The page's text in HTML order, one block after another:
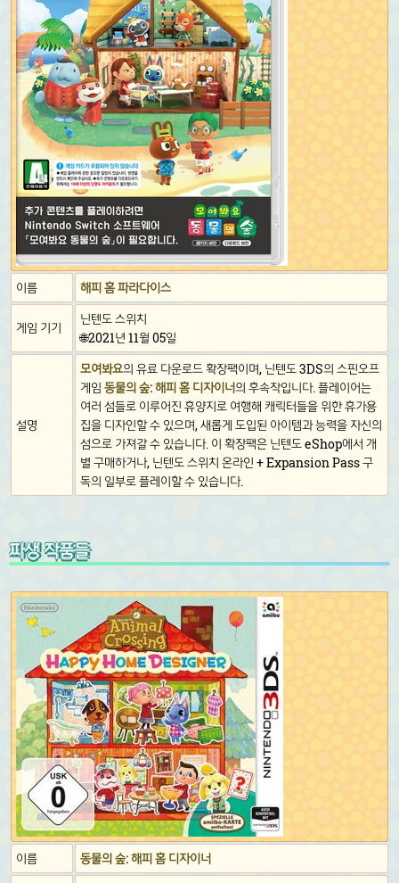
이름 해피 홈 파라다이스
게임 기기
닌텐도 스위치
🌐2021년 11월 05일
설명
모여봐요의 유료 다운로드 확장팩이며, 닌텐도 3DS의 스핀오프
게임 동물의 숲: 해피 홈 디자이너의 후속작입니다. 플레이어는
여러 섬들로 이루어진 휴양지로 여행해 캐릭터들을 위한 휴가용
집을 디자인할 수 있으며, 새롭게 도입된 아이템과 능력을 자신의
섬으로 가져갈 수 있습니다. 이 확장팩은 닌텐도 eShop에서 개
별 구매하거나, 닌텐도 스위치 온라인 + Expansion Pass 구
독의 일부로 플레이할 수 있습니다.
파생 작품들
이름
동물의 숲: 해피 홈 디자이너